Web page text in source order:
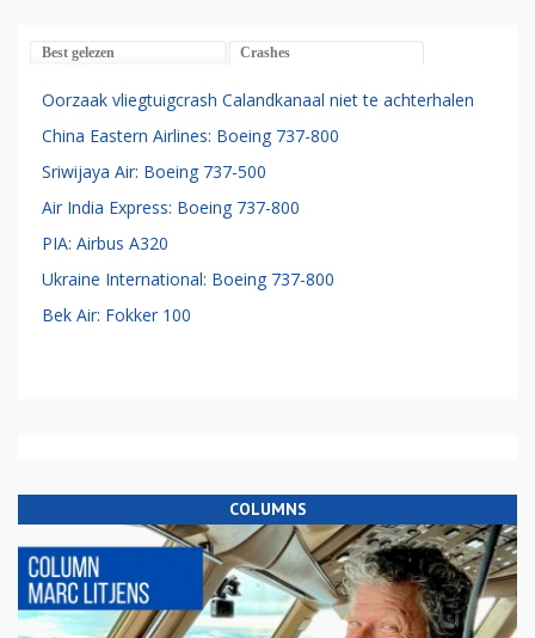
Best gelezen Crashes
Oorzaak vliegtuigcrash Calandkanaal niet te achterhalen
China Eastern Airlines: Boeing 737-800
Sriwijaya Air: Boeing 737-500
Air India Express: Boeing 737-800
PIA: Airbus A320
Ukraine International: Boeing 737-800
Bek Air: Fokker 100
COLUMNS